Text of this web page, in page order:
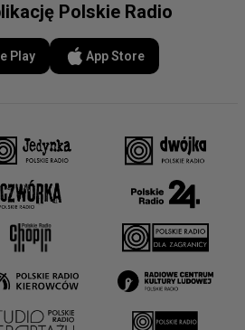
Polskie Radio
Play App Store